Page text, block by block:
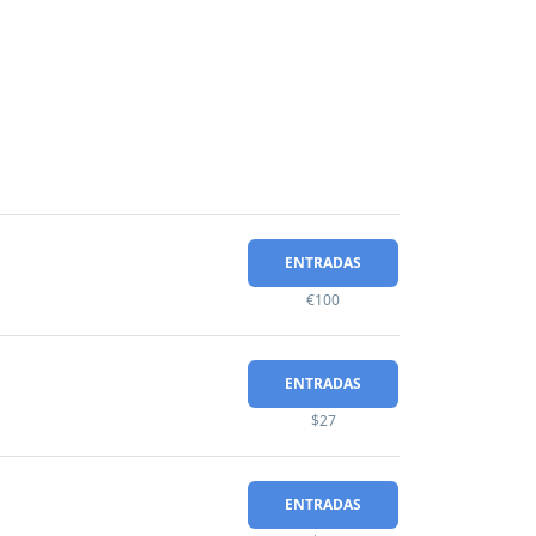
ENTRADAS
€100
ENTRADAS
$27
ENTRADAS